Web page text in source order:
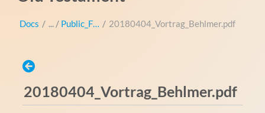
Docs / Public_Files / 20180404_Vortrag_Behlmer.pdf
20180404_Vortrag_Behlmer.pdf